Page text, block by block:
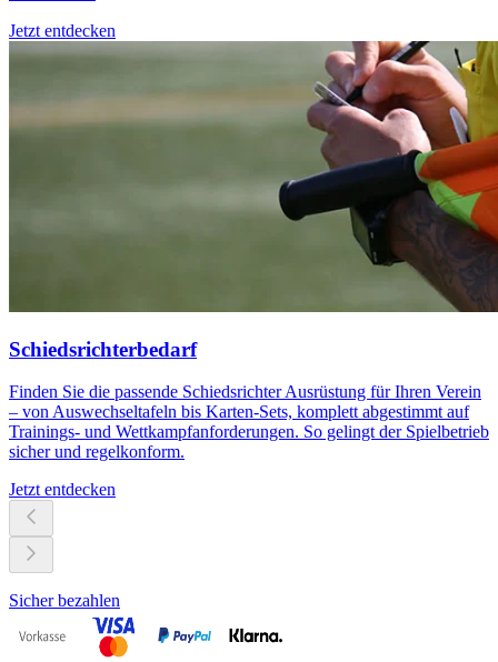
Jetzt entdecken
Schiedsrichterbedarf
Finden Sie die passende Schiedsrichter Ausrüstung für Ihren Verein
– von Auswechseltafeln bis Karten-Sets, komplett abgestimmt auf
Trainings- und Wettkampfanforderungen. So gelingt der Spielbetrieb
sicher und regelkonform.
Jetzt entdecken
Sicher bezahlen